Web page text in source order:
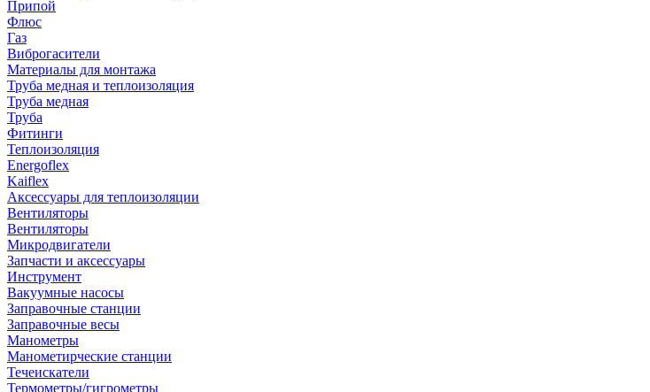
Припой
Флюс
Газ
Виброгасители
Материалы для монтажа
Труба медная и теплоизоляция
Труба медная
Труба
Фитинги
Теплоизоляция
Energoflex
Kaiflex
Аксессуары для теплоизоляции
Вентиляторы
Вентиляторы
Микродвигатели
Запчасти и аксессуары
Инструмент
Вакуумные насосы
Заправочные станции
Заправочные весы
Манометры
Манометирческие станции
Течеискатели
Термометры/гигрометры